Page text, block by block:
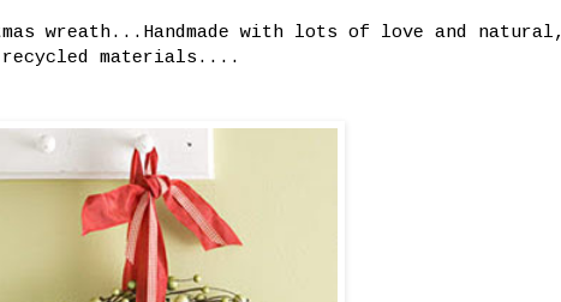
wreath...Handmade with lots of love and natural,
recycled materials....